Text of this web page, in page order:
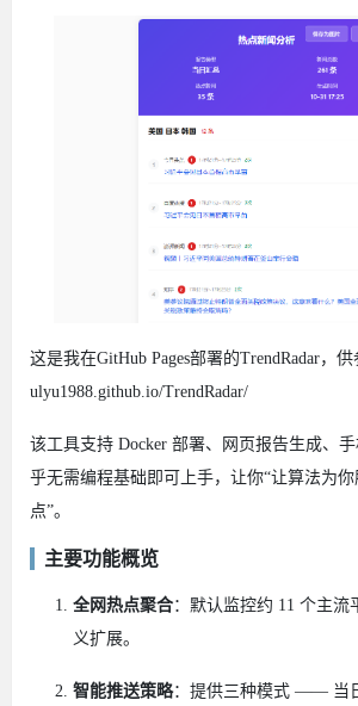
这是我在GitHub Pages部署的TrendRadar，
ulyu1988.github.io/TrendRadar/
该工具支持 Docker 部署、网页报告生成、
乎无需编程基础即可上手，让你“让算法为
点”。
主要功能概览
全网热点聚合：默认监控约 11 个主流
义扩展。
智能推送策略：提供三种模式 —— 当